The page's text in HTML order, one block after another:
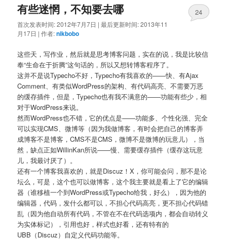
内
容
区
域
内
容
区
域
有些迷惘，不知要去哪
首次发表时间:2012年7月7日 |最后更新时间:2013年11
月17日 |作者:nikbobo
24
这些天，写作业，然后就是思考博客问题，实在的说，我是比较信
奉“生命在于折腾”这句话的，所以又想转博客程序了。
这并不是说Typecho不好，Typecho有我喜欢的——快、有Ajax
Comment、有类似WordPress的架构、有代码高亮、不需要万恶
的缓存插件，但是，Typecho也有我不满意的——功能有些少，相
对于WordPress来说。
然而WordPress也不错，它的优点是——功能多、个性化强、完全
可以实现CMS、微博等（因为我做博客，有时会把自己的博客弄
成博客不是博客，CMS不是CMS，微博不是微博的玩意儿），当
然，缺点正如WillinKan所说——慢、需要缓存插件（缓存这玩意
儿，我最讨厌了）。
还有一个博客我喜欢的，就是Discuz！X，你可能会问，那不是论
坛么，可是，这个也可以做博客，这个我主要就是看上了它的编辑
器（谁移植一个到WordPress或Typecho给我，好么），因为他的
编辑器，代码，发什么都可以，不担心代码高亮，更不担心代码错
乱（因为他自动所有代码，不管在不在代码选项内，都会自动转义
为实体标记），引用也好，样式也好看，还有特有的
UBB（Discuz）自定义代码功能等。